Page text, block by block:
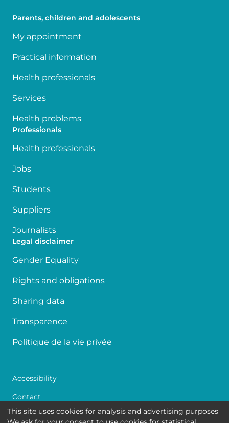
Parents, children and adolescents
My appointment
Practical information
Health professionals
Services
Health problems
Professionals
Health professionals
Jobs
Students
Suppliers
Journalists
Legal disclaimer
Gender Equality
Rights and obligations
Sharing data
Transparence
Politique de la vie privée
Accessibility
Contact
Cookies
This site uses cookies for analysis and advertising purposes